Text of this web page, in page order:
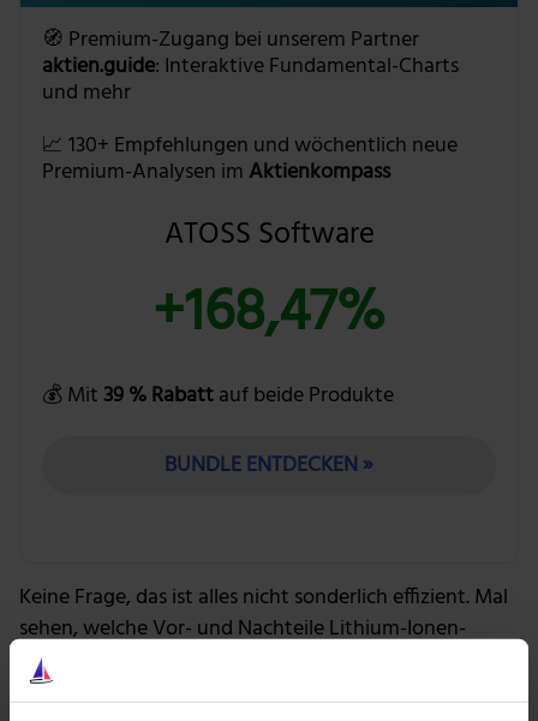
🧭 Premium-Zugang bei unserem Partner
aktien.guide: Interaktive Fundamental-Charts
und mehr
📈 130+ Empfehlungen und wöchentlich neue
Premium-Analysen im Aktienkompass
ATOSS Software
+168,47%
💰 Mit 39 % Rabattauf beide Produkte
BUNDLE ENTDECKEN »
Keine Frage, das ist alles nicht sonderlich effizient. Mal
sehen, welche Vor- und Nachteile Lithium-Ionen-
Akkus mit sich bringen!
Tesla-Aktie: Und so schlägt sich die Batterie